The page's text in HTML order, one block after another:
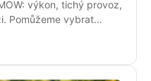
výkon, tichý provoz,
Pomůžeme vybrat